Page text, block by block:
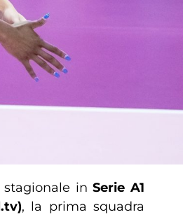
stagionale inSerie A1
, la prima squadra